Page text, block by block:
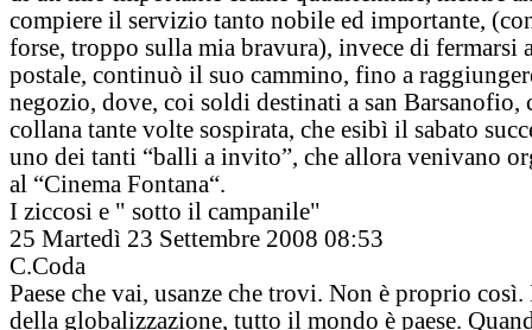
compiere il servizio tanto nobile ed importante,
forse, troppo sulla mia bravura), invece di fermarsi
postale, continuò il suo cammino, fino a
negozio, dove, coi soldi destinati a san Barsanofio,
collana tante volte sospirata, che esibì il sabato
uno dei tanti “balli a invito”, che allora venivano
al “Cinema Fontana“.
I ziccosi e " sotto il campanile"
25 Martedì 23 Settembre 2008 08:53
C.Coda
Paese che vai, usanze che trovi. Non è proprio così.
della globalizzazione, tutto il mondo è paese.